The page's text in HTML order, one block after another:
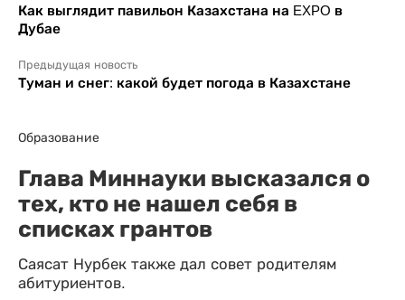
Как выглядит павильон Казахстана на EXPO в
Дубае
Предыдущая новость
Туман и снег: какой будет погода в Казахстане
Образование
Глава Миннауки высказался о
тех, кто не нашел себя в
списках грантов
Саясат Нурбек также дал совет родителям
абитуриентов.